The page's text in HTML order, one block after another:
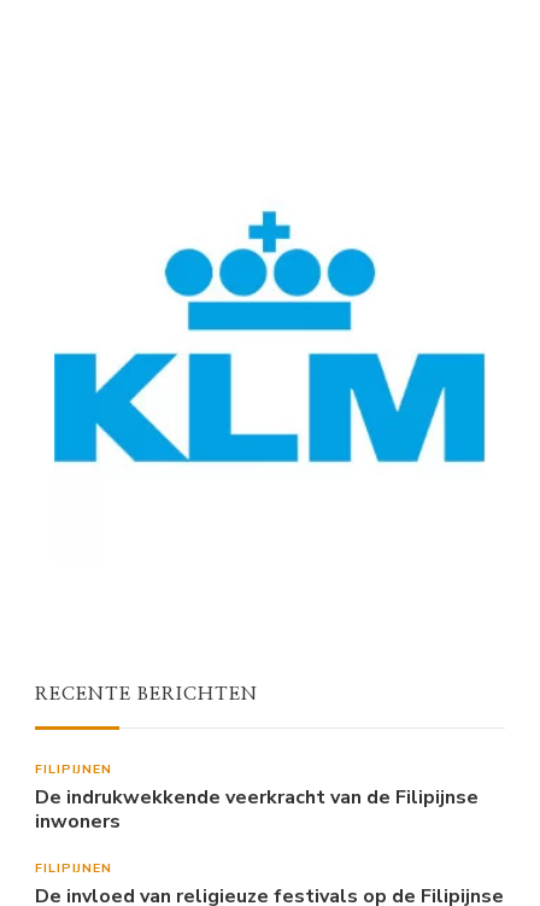
RECENTE BERICHTEN
FILIPIJNEN
De indrukwekkende veerkracht van de Filipijnse
inwoners
FILIPIJNEN
De invloed van religieuze festivals op de Filipijnse